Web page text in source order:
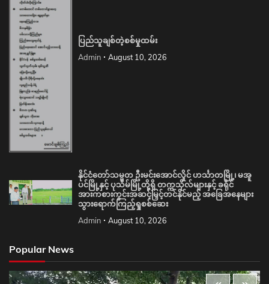
ပြည်သူချစ်တဲ့စစ်မှုထမ်း
Admin August 10, 2026
နိုင်ငံတော်သမ္မတ ဦးမင်းအောင်လှိုင် ဟင်္သာတမြို့၊ မအူ
ပင်မြို့နှင့် ပုသိမ်မြို့တို့ရှိ တက္ကသိုလ်များနှင့် ခရိုင်
အားကစားကွင်းအဆင့်မြှင့်တင်နိုင်မည့် အခြေအနေများ
သွားရောက်ကြည့်ရှုစစ်ဆေး
Admin August 10, 2026
Popular News